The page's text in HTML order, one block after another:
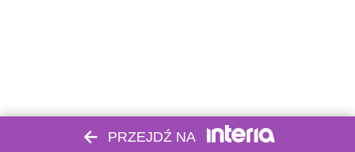
PRZEJDŹ NA